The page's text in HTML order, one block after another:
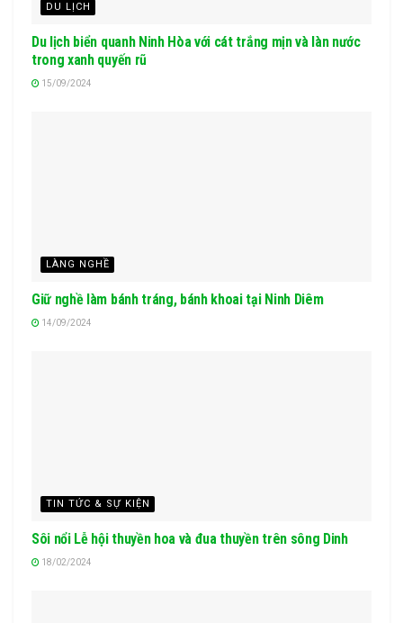
DU LỊCH
Du lịch biển quanh Ninh Hòa với cát trắng mịn và làn nước
trong xanh quyến rũ
15/09/2024
LÀNG NGHỀ
Giữ nghề làm bánh tráng, bánh khoai tại Ninh Diêm
14/09/2024
TIN TỨC & SỰ KIỆN
Sôi nổi Lễ hội thuyền hoa và đua thuyền trên sông Dinh
18/02/2024